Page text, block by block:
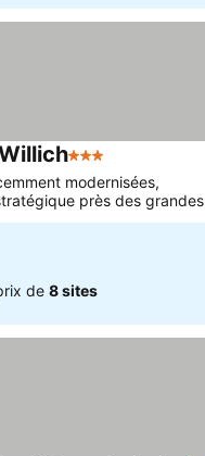
3 Étoiles
modernisées,
près des grandes
de 8 sites